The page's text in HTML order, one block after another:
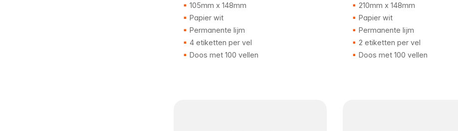
105mm x 148mm
Papier wit
Permanente lijm
4 etiketten per vel
Doos met 100 vellen
210mm x 148mm
Papier wit
Permanente lijm
2 etiketten per vel
Doos met 100 vellen